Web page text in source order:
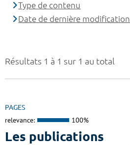
Résultats 1 à 1 sur 1 au total
PAGES
relevance: 100%
Les publications
Type de contenu
Date de dernière modification